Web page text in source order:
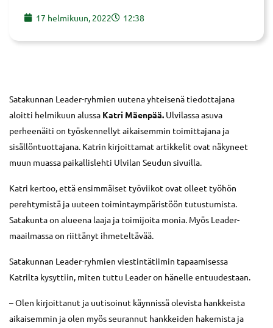
17 helmikuun, 2022 12:38
Satakunnan Leader-ryhmien uutena yhteisenä tiedottajana
aloitti helmikuun alussa Katri Mäenpää. Ulvilassa asuva
perheenäiti on työskennellyt aikaisemmin toimittajana ja
sisällöntuottajana. Katrin kirjoittamat artikkelit ovat näkyneet
muun muassa paikallislehti Ulvilan Seudun sivuilla.
Katri kertoo, että ensimmäiset työviikot ovat olleet työhön
perehtymistä ja uuteen toimintaympäristöön tutustumista.
Satakunta on alueena laaja ja toimijoita monia. Myös Leader-
maailmassa on riittänyt ihmeteltävää.
Satakunnan Leader-ryhmien viestintätiimin tapaamisessa
Katrilta kysyttiin, miten tuttu Leader on hänelle entuudestaan.
– Olen kirjoittanut ja uutisoinut käynnissä olevista hankkeista
aikaisemmin ja olen myös seurannut hankkeiden hakemista ja